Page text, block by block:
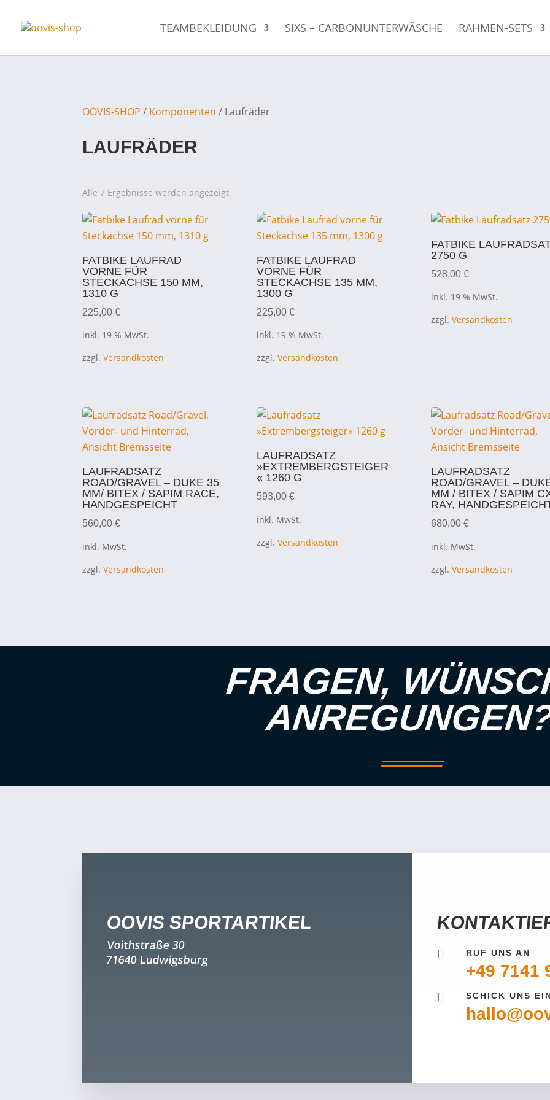
TEAMBEKLEIDUNG SIXS – CARBONUNTERWÄSCHE RAHMEN-SETS
OOVIS-SHOP / Komponenten / Laufräder
LAUFRÄDER
Alle 7 Ergebnisse werden angezeigtNach
sortiert:
aufsteigend
FATBIKE LAUFRAD
VORNE FÜR
STECKACHSE 150 MM,
1310 G
225,00€
inkl. 19 % MwSt.
zzgl.Versandkosten
FATBIKE LAUFRAD
VORNE FÜR
STECKACHSE 135 MM,
1300 G
225,00 €
inkl. 19 % MwSt.
zzgl. Versandkosten
FATBIKE
2750 G
528,00 €
inkl. 19 % MwSt.
zzgl. Versandkosten
LAUFRADSATZ
ROAD/GRAVEL – DUKE 35
MM/ BITEX / SAPIM RACE,
HANDGESPEICHT
560,00€
inkl. MwSt.
zzgl.Versandkosten
LAUFRADSATZ
»EXTREMBERGSTEIGER
« 1260 G
593,00 €
inkl. MwSt.
zzgl. Versandkosten
LAUFRADSATZ
ROAD/GRAVEL –
MM / BITEX / SAPIM
RAY,
680,00 €
inkl. MwSt.
zzgl. Versandkosten
FRAGEN,
OOVIS SPORTARTIKEL
Voithstraße 30
71640 Ludwigsburg
 RUF UNS AN
+49 7141
 SCHICK UNS